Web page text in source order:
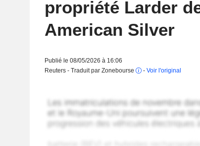
propriété Larder
American Silver
Publié le 08/05/2026 à 16:06
Reuters - Traduit par Zonebourse
- Voir l'original